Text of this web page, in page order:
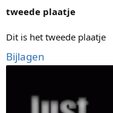
tweede plaatje
Dit is het tweede plaatje
Bijlagen